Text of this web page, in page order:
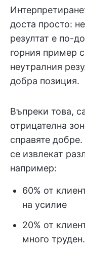
доста просто:
резултат е по-
горния пример
неутралния
добра позиция.
Въпреки това,
отрицателна
справяте
се извлекат
например:
60% от
на усилие
20% от
много труден.